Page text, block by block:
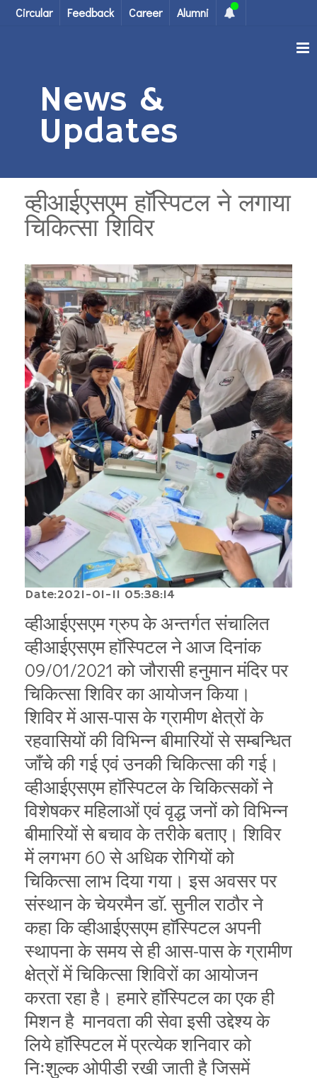
Circular Feedback Career Alumni
News &
Updates
व्हीआईएसएम हाॅस्पिटल ने लगाया
चिकित्सा शिविर
Date:2021-01-11 05:38:14
व्हीआईएसएम ग्रुप के अन्तर्गत संचालित
व्हीआईएसएम हाॅस्पिटल ने आज दिनांक
09/01/2021 को जौरासी हनुमान मंदिर पर
चिकित्सा शिविर का आयोजन किया।
शिविर में आस-पास के ग्रामीण क्षेत्रों के
रहवासियों की विभिन्न बीमारियों से सम्बन्धित
जाँचे की गई एवं उनकी चिकित्सा की गई।
व्हीआईएसएम हाॅस्पिटल के चिकित्सकों ने
विशेषकर महिलाओं एवं वृद्ध जनों को विभिन्न
बीमारियों से बचाव के तरीके बताए। शिविर
में लगभग 60 से अधिक रोगियों को
चिकित्सा लाभ दिया गया। इस अवसर पर
संस्थान के चेयरमैन डाॅ. सुनील राठौर ने
कहा कि व्हीआईएसएम हाॅस्पिटल अपनी
स्थापना के समय से ही आस-पास के ग्रामीण
क्षेत्रों में चिकित्सा शिविरों का आयोजन
करता रहा है। हमारे हाॅस्पिटल का एक ही
मिशन है मानवता की सेवा इसी उद्देश्य के
लिये हाॅस्पिटल में प्रत्येक शनिवार को
निःशुल्क ओपीडी रखी जाती है जिसमें